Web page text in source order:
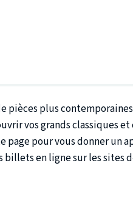
pièces plus
vos grands
pour vous donner un
en ligne sur les sites